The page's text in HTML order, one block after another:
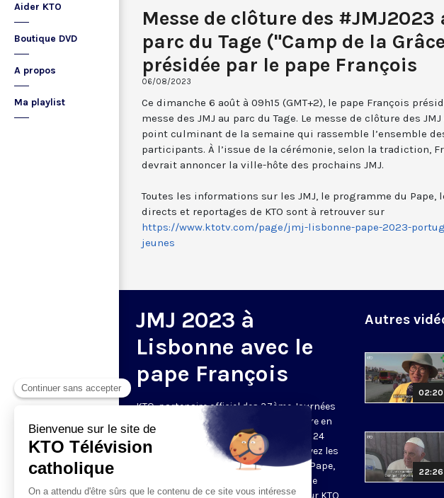
Aider KTO
Boutique DVD
A propos
Ma playlist
Messe de clôture des #JMJ2023
parc du Tage ("Camp de la
présidée par le pape François
06/08/2023
Ce dimanche 6 août à 09h15 (GMT+2), le pape François
messe des JMJ au parc du Tage. Le messe de clôture des
point culminant de la semaine qui rassemble l’ensemble
participants. À l’issue de la cérémonie, selon la tradiction,
devrait annoncer la ville-hôte des prochains JMJ.
Toutes les informations sur les JMJ, le programme du Pape,
directs et reportages de KTO sont à retrouver sur
https://www.ktotv.com/page/jmj-lisbonne-pape-2023-
jeunes
JMJ 2023 à
Lisbonne avec le
pape François
KTO, partenaire officiel des 37ème Journées
Mondiales de la Jeunesse, vous fait vivre en
direct cet événement qui se déroule du 24
juillet au 6 août 2023 au Portugal ! Suivez les
grandes célébrations en présence du Pape,
les rendez-vous quotidiens des JMJ et le
Journal des JMJ chaque soir à 21h35 sur KTO
Autres
02:20
22:26